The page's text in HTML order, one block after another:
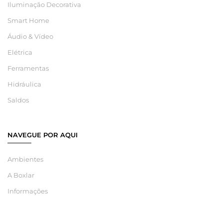
Iluminação Decorativa
Smart Home
Áudio & Vídeo
Elétrica
Ferramentas
Hidráulica
Saldos
NAVEGUE POR AQUI
Ambientes
A Boxlar
Informações